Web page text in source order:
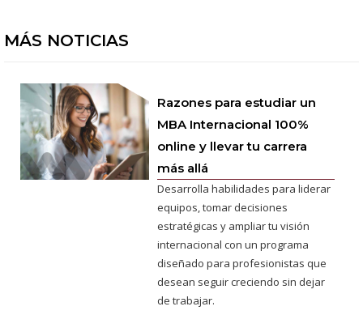
MÁS NOTICIAS
Razones para estudiar un
MBA Internacional 100%
online y llevar tu carrera
más allá
Desarrolla habilidades para liderar
equipos, tomar decisiones
estratégicas y ampliar tu visión
internacional con un programa
diseñado para profesionistas que
desean seguir creciendo sin dejar
de trabajar.